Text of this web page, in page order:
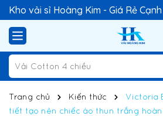
Kho vải sỉ Hoàng Kim - Giá Rẻ
Trang chủ Kiến thức
Victoria
tiết tạo nên chiếc áo thun trắng hoàn